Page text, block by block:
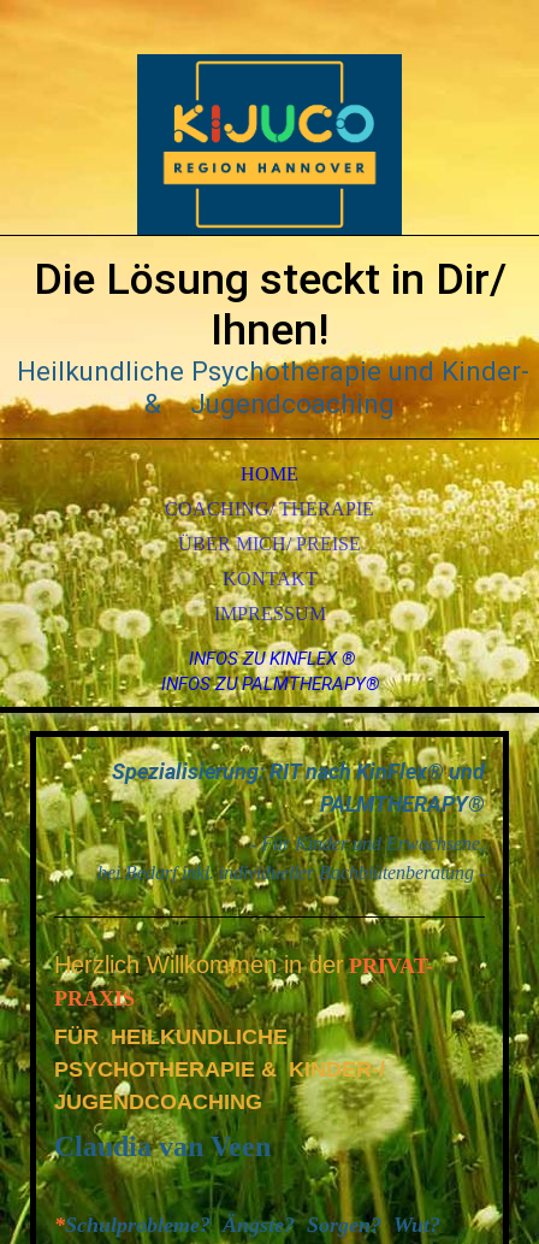
Die Lösung steckt in Dir/
Ihnen!
Heilkundliche Psychotherapie und Kinder-
& Jugendcoaching
HOME
COACHING/ THERAPIE
ÜBER MICH/ PREISE
KONTAKT
IMPRESSUM
INFOS ZU KINFLEX ®
INFOS ZU PALMTHERAPY®
Spezialisierung: RIT nach KinFlex® und
PALMTHERAPY®
- Für Kinder und Erwachsene,
bei Bedarf inkl. individueller Bachblütenberatung -
Herzlich Willkommen in der PRIVAT-
PRAXIS
FÜR HEILKUNDLICHE
PSYCHOTHERAPIE & KINDER-/
JUGENDCOACHING
Claudia van Veen
*Schulprobleme? Ängste? Sorgen? Wut?